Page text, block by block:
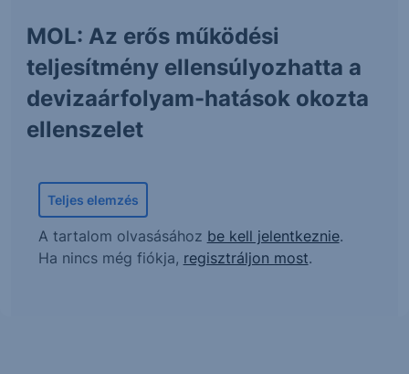
MOL: Az erős működési
teljesítmény ellensúlyozhatta a
devizaárfolyam-hatások okozta
ellenszelet
Teljes elemzés
A tartalom olvasásához be kell jelentkeznie.
Ha nincs még fiókja, regisztráljon most.